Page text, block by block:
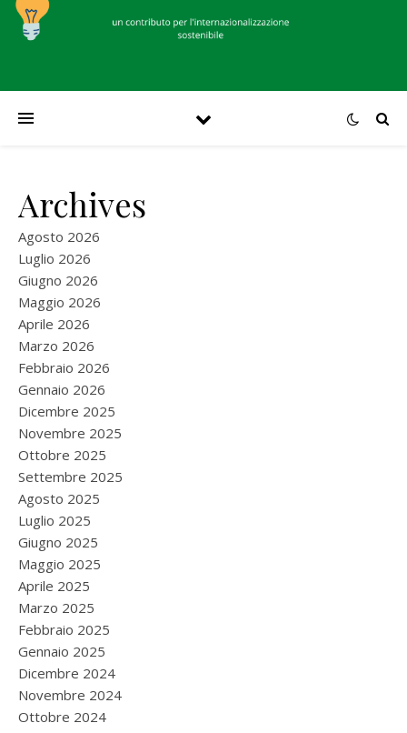
Archives
Agosto 2026
Luglio 2026
Giugno 2026
Maggio 2026
Aprile 2026
Marzo 2026
Febbraio 2026
Gennaio 2026
Dicembre 2025
Novembre 2025
Ottobre 2025
Settembre 2025
Agosto 2025
Luglio 2025
Giugno 2025
Maggio 2025
Aprile 2025
Marzo 2025
Febbraio 2025
Gennaio 2025
Dicembre 2024
Novembre 2024
Ottobre 2024